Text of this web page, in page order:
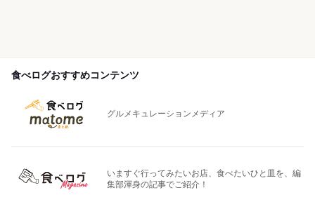
食べログおすすめコンテンツ
グルメキュレーションメディア
いますぐ行ってみたいお店、食べたいひと皿を、編
集部渾身の記事でご紹介！